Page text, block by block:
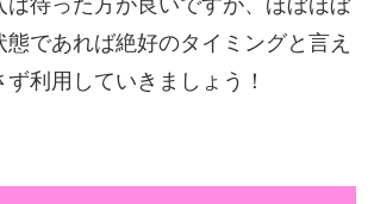
であれば絶好のタイミングと言え
ず利用していきましょう！